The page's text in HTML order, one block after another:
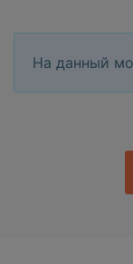
На данный